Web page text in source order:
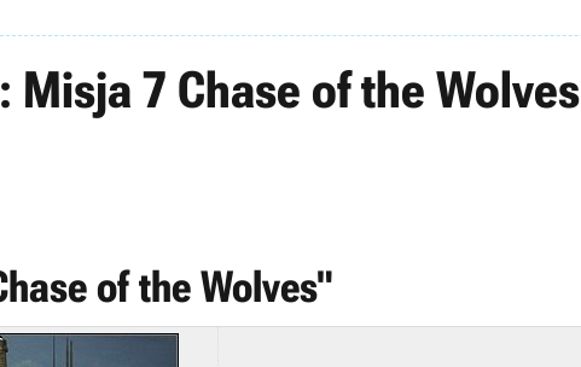
Misja 7 Chase of the Wolves
of the Wolves"